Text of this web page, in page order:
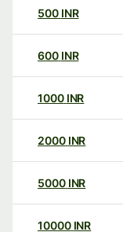
500 INR
600 INR
1000 INR
2000 INR
5000 INR
10000 INR